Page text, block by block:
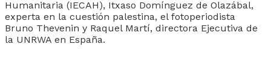
Humanitaria (IECAH), Itxaso Domínguez de Olazábal,
experta en la cuestión palestina, el fotoperiodista
Bruno Thevenin y Raquel Martí, directora Ejecutiva de
la UNRWA en España.